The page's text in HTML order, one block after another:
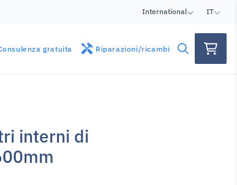
International IT
gratuita Riparazioni/ricambi
interni di